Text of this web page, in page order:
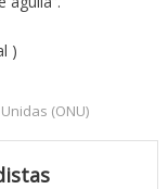
)
(ONU)